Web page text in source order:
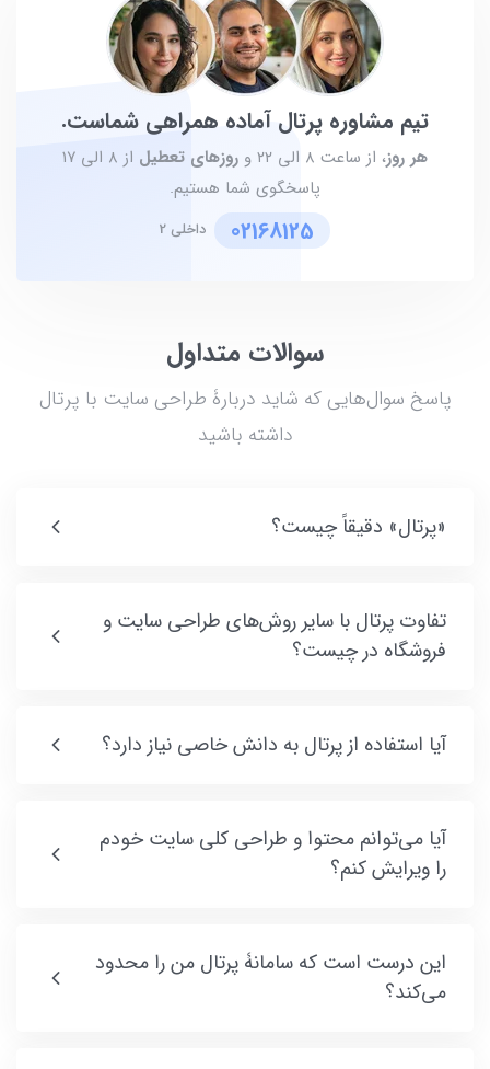
تیم مشاوره پرتال آماده همراهی شماست.
هر روز، از ساعت ۸ الی ۲۲ و روزهای تعطیل
از ۸ الی ۱۷
پاسخگوی شما هستیم.
02168125 داخلی 2
سوالات متداول
پاسخ سوال‌هایی که شاید دربارۀ طراحی سایت با پرتال
داشته باشید
«پرتال» دقیقاً چیست؟
تفاوت پرتال با سایر روش‌های طراحی سایت و
فروشگاه در چیست؟
آیا استفاده از پرتال به دانش خاصی نیاز دارد؟
آیا می‌توانم محتوا و طراحی کلی سایت خودم
را ویرایش کنم؟
این درست است که سامانۀ پرتال من را محدود
می‌کند؟